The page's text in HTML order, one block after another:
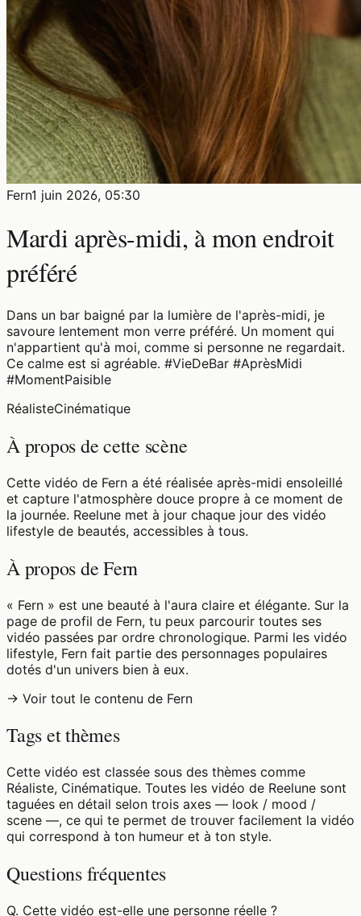
Fern1 juin 2026, 05:30
Mardi après-midi, à mon endroit
préféré
Dans un bar baigné par la lumière de l'après-midi, je
savoure lentement mon verre préféré. Un moment qui
n'appartient qu'à moi, comme si personne ne regardait.
Ce calme est si agréable. #VieDeBar #AprèsMidi
#MomentPaisible
RéalisteCinématique
À propos de cette scène
Cette vidéo de Fern a été réalisée après-midi ensoleillé
et capture l'atmosphère douce propre à ce moment de
la journée. Reelune met à jour chaque jour des vidéo
lifestyle de beautés, accessibles à tous.
À propos de Fern
« Fern » est une beauté à l'aura claire et élégante. Sur la
page de profil de Fern, tu peux parcourir toutes ses
vidéo passées par ordre chronologique. Parmi les vidéo
lifestyle, Fern fait partie des personnages populaires
dotés d'un univers bien à eux.
→ Voir tout le contenu de Fern
Tags et thèmes
Cette vidéo est classée sous des thèmes comme
Réaliste, Cinématique. Toutes les vidéo de Reelune sont
taguées en détail selon trois axes — look / mood /
scene —, ce qui te permet de trouver facilement la vidéo
qui correspond à ton humeur et à ton style.
Questions fréquentes
Q. Cette vidéo est-elle une personne réelle ?